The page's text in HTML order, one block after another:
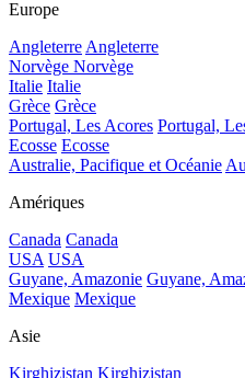
Europe
Angleterre Angleterre
Norvège Norvège
Italie Italie
Grèce Grèce
Portugal, Les Acores Portugal,
Ecosse Ecosse
Australie, Pacifique et Océanie
Amériques
Canada Canada
USA USA
Guyane, Amazonie Guyane,
Mexique Mexique
Asie
Kirghizistan Kirghizistan